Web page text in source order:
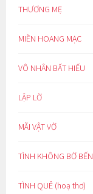
THƯƠNG MẸ
MIỀN HOANG MẠC
VÔ NHÂN BẤT HIẾU
LẬP LỜ
MÃI VẬT VỜ
TÌNH KHÔNG BỜ BẾN
TÌNH QUÊ (hoạ thơ)